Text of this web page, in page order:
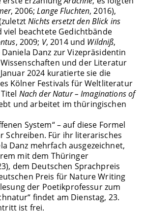
, 2006;Lange Fluchten, 2016),
Nichts ersetzt den Blick ins
viel beachtete Gedichtbände
, 2009; V, 2014 und Wildniß,
Danz zur Vizepräsidentin
und der Literatur
2024 kuratierte sie die
Kölner Festivals für Weltliteratur
Nach der Natur – Imaginations of
und arbeitet im thüringischen
System“ – auf diese Formel
Schreiben. Für ihr literarisches
Danz mehrfach ausgezeichnet,
mit dem Thüringer
dem Deutschen Sprachpreis
Preis für Nature Writing
der Poetikprofessur zum
findet am Dienstag, 23.
ist frei.